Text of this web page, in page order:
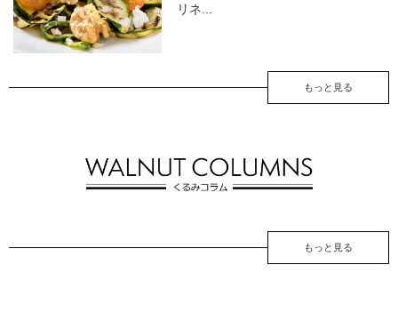
リネ...
もっと見る
もっと見る